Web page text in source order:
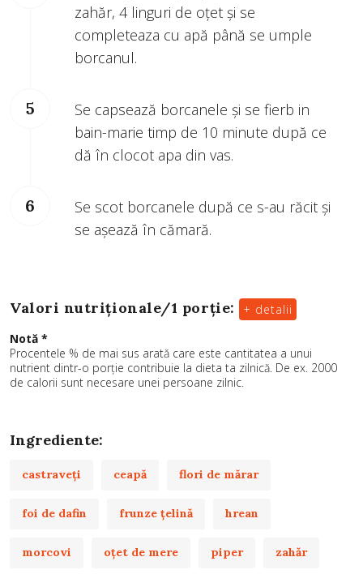
zahăr, 4 linguri de oțet și se
completeaza cu apă până se umple
borcanul.
Se capsează borcanele și se fierb in
bain-marie timp de 10 minute după ce
dă în clocot apa din vas.
Se scot borcanele după ce s-au răcit și
se așează în cămară.
Valori nutriționale/1 porție:
+ detalii
Notă *
Procentele % de mai sus arată care este cantitatea a unui
nutrient dintr-o porție contribuie la dieta ta zilnică. De ex. 2000
de calorii sunt necesare unei persoane zilnic.
Ingrediente:
castraveţi ceapă flori de mărar
foi de dafin frunze țelină hrean
morcovi oţet de mere piper zahăr